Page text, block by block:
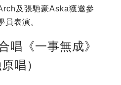
及張馳豪Aska獲邀參
員表演。
唱《一事無成》
唱）